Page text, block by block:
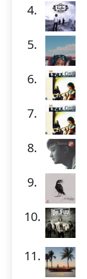
4.
5.
6.
7.
8.
9.
10.
11.